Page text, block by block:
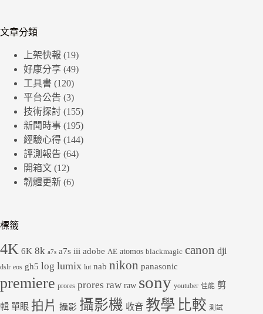
文章分類
上架快報 (19)
好康分享 (49)
工具書 (120)
平台公告 (3)
技術探討 (155)
新聞時事 (195)
經驗心得 (144)
評測報告 (64)
開箱文 (12)
韌體更新 (6)
標籤
4K 6K 8k a7s a7s iii adobe AE atomos blackmagic canon dji
dslr eos gh5 log lumix lut nab nikon panasonic
premiere prores prores raw raw sony youtuber 佳能 剪
輯 單眼 拍片 攝影 攝影機 收音 教學 比較 測試